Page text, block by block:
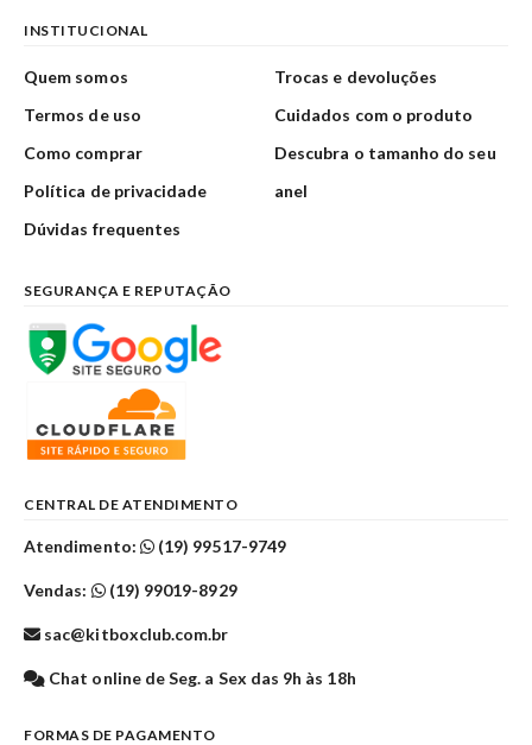
INSTITUCIONAL
Quem somos
Termos de uso
Como comprar
Política de privacidade
Dúvidas frequentes
Trocas e devoluções
Cuidados com o produto
Descubra o tamanho do seu
anel
SEGURANÇA E REPUTAÇÃO
CENTRAL DE ATENDIMENTO
Atendimento: (19) 99517-9749
Vendas: (19) 99019-8929
sac@kitboxclub.com.br
Chat online de Seg. a Sex das 9h às 18h
FORMAS DE PAGAMENTO